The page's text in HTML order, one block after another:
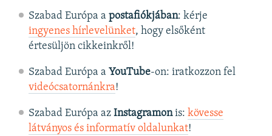
Szabad Európa a postafiókjában: kérje
ingyenes hírlevelünket, hogy elsőként
értesüljön cikkeinkről!
Szabad Európa a YouTube-on: iratkozzon fel
videócsatornánkra!
Szabad Európa az Instagramonis: kövesse
látványos és informatív oldalunkat! ​